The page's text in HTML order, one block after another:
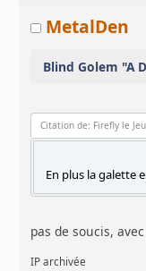
MetalDen
Blind Golem "A
Citation de: Firefly le
En plus la galette
pas de soucis,
IP archivée